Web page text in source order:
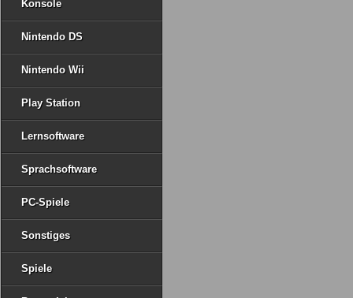
Konsole
Nintendo DS
Nintendo Wii
Play Station
Lernsoftware
Sprachsoftware
PC-Spiele
Sonstiges
Spiele